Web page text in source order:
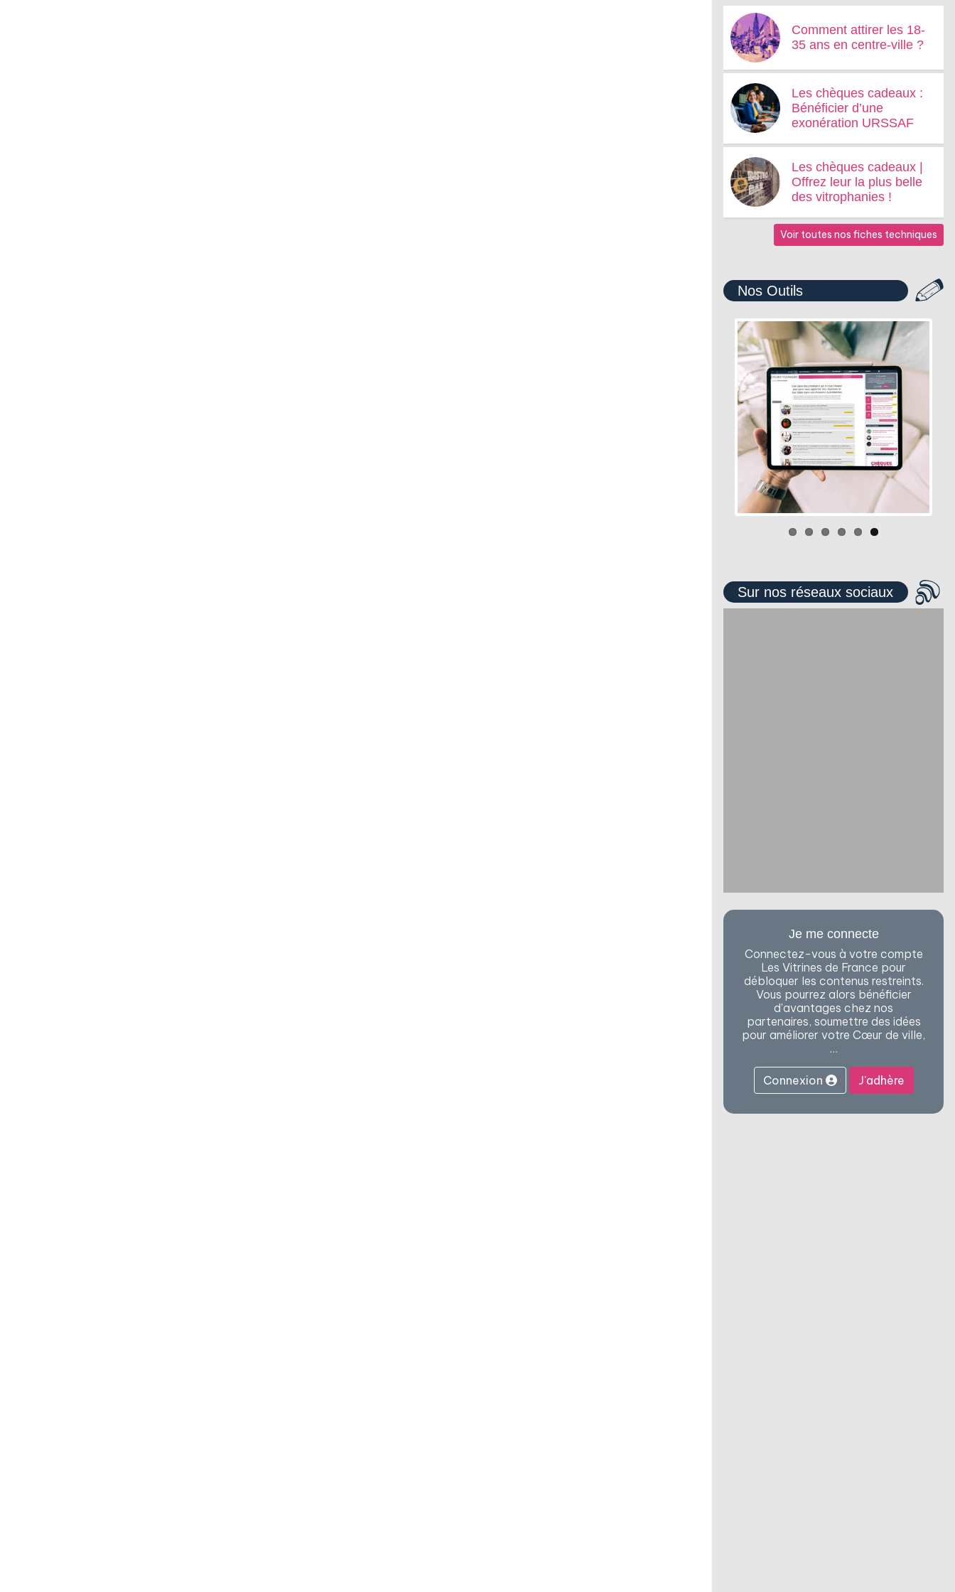
Comment attirer les 18-
35 ans en centre-ville ?
Les chèques cadeaux :
Bénéficier d’une
exonération URSSAF
Les chèques cadeaux |
Offrez leur la plus belle
des vitrophanies !
Voir toutes nos fiches techniques
Nos Outils
Sur nos réseaux sociaux
Je me connecte
Connectez-vous à votre compte
Les Vitrines de France pour
débloquer les contenus restreints.
Vous pourrez alors bénéficier
d'avantages chez nos
partenaires, soumettre des idées
pour améliorer votre Cœur de ville,
…
Connexion J'adhère